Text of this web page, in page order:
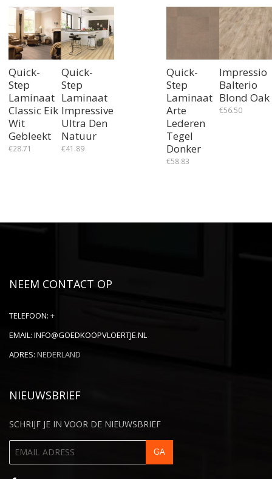
Quick-
Step
Laminaat
Classic Eik
Wit
Gebleekt
€28.71
Impressio
Balterio
Blond Oak
€56.50
Quick-
Step
Laminaat
Impressive
Ultra Den
Natuur
€41.89
Quick-
Step
Laminaat
Arte
Lederen
Tegel
Donker
€58.83
NEEM CONTACT OP
TELEFOON: +
EMAIL: INFO@GOEDKOOPVLOERTJE.NL
ADRES: NEDERLAND
NIEUWSBRIEF
SCHRIJF JE IN VOOR DE NIEUWSBRIEF